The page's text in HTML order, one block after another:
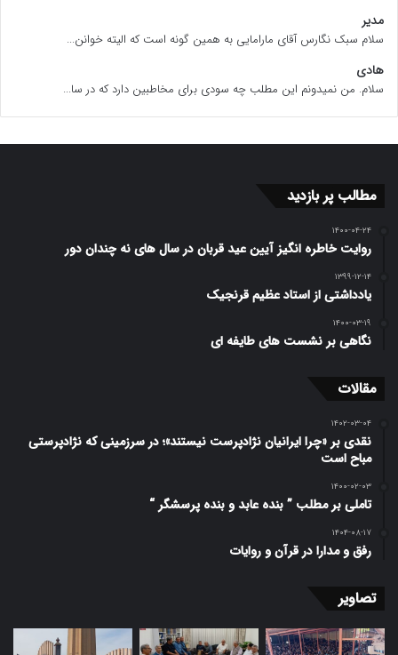
مدیر
سلام سبک نگارس آقای مارامایی به همین گونه است که الیته خوانن...
هادی
سلام. من نمیدونم این مطلب چه سودی برای مخاطبین دارد که در سا...
مطالب پر بازدید
۱۴۰۰-۰۴-۲۴
روایت خاطره انگیز آیین عید قربان در سال های نه چندان دور
۱۳۹۹-۱۲-۱۴
یادداشتی از استاد عظیم قرنجیک
۱۴۰۰-۰۳-۱۹
نگاهی بر نشست های طایفه ای
مقالات
۱۴۰۲-۰۳-۰۴
نقدی بر «چرا ایرانیان نژاد‌پرست نیستند»؛ در سرزمینی که نژادپرستی
مباح است
۱۴۰۰-۰۲-۰۳
تاملی بر مطلب ” بنده عابد و بنده پرسشگر “
۱۴۰۴-۰۸-۱۷
رفق و مدارا در قرآن و روایات
تصاویر